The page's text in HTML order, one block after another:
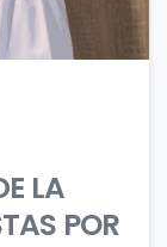
LA
POR